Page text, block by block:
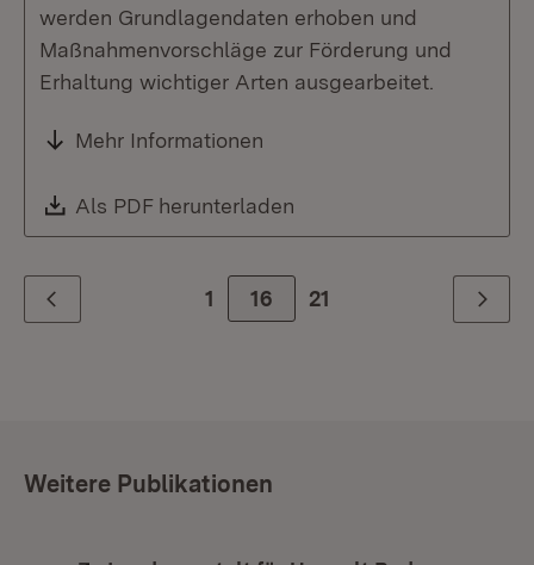
werden Grundlagendaten erhoben und
Maßnahmenvorschläge zur Förderung und
Erhaltung wichtiger Arten ausgearbeitet.
Mehr Informationen
Download:
Als PDF herunterladen
Zurück 1 Zur Seite
16 21 Weiter
Weitere Publikationen